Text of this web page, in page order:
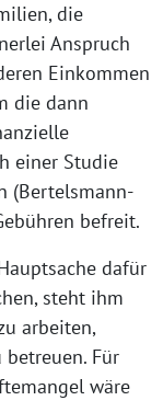
die
Anspruch
Einkommen
die dann
einer Studie
(Bertelsmann-
befreit.
dafür
steht ihm
arbeiten,
Für
wäre